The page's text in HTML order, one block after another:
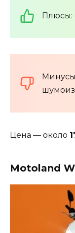
Плюсы:
Цена — около
Motoland